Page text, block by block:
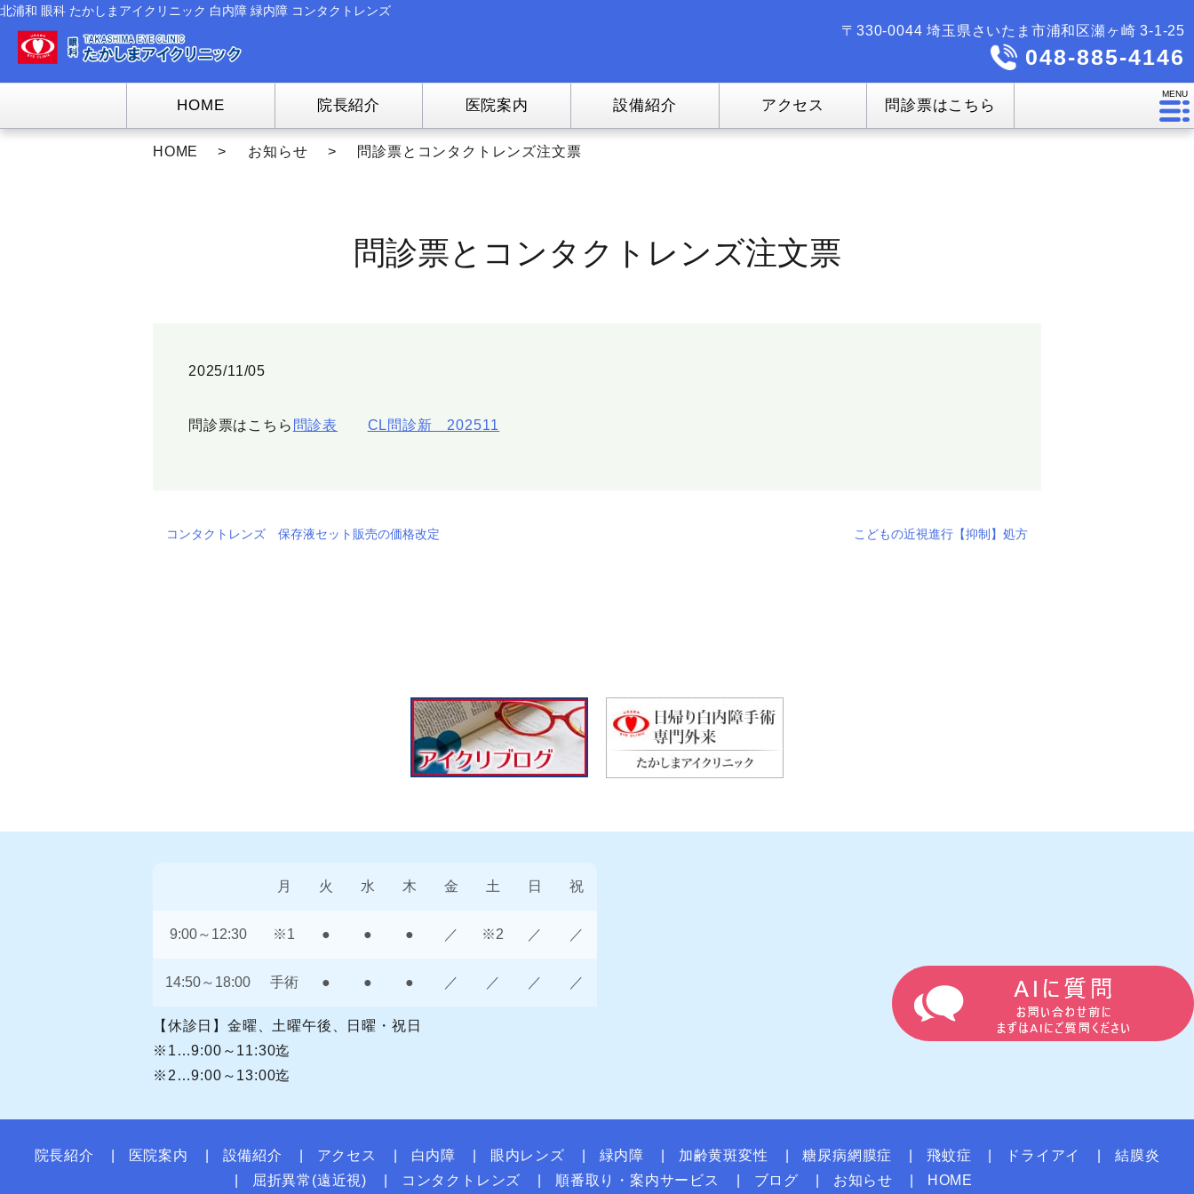
北浦和 眼科 たかしまアイクリニック 白内障 緑内障 コンタクトレンズ
〒330-0044 埼玉県さいたま市浦和区瀬ヶ崎 3-1-25
048-885-4146
HOME 院長紹介 医院案内 設備紹介 アクセス 問診票はこちら
MENU
HOME お知らせ 問診票とコンタクトレンズ注文票
問診票とコンタクトレンズ注文票
2025/11/05
問診票はこちら 問診表 CL問診新 202511
コンタクトレンズ 保存液セット販売の価格改定 こどもの近視進行【抑制】処方
月 火 水 木 金 土 日 祝
9:00～12:30 ※1 ● ● ● ／ ※2 ／ ／
14:50～18:00 手術 ● ● ● ／ ／ ／ ／
【休診日】金曜、土曜午後、日曜・祝日
※1…9:00～11:30迄
※2…9:00～13:00迄
院長紹介 医院案内 設備紹介 アクセス 白内障 眼内レンズ 緑内障 加齢黄斑変性 糖尿病網膜症 飛蚊症 ドライアイ
結膜炎
屈折異常(遠近視)
コンタクトレンズ 順番取り・案内サービス ブログ お知らせ HOME